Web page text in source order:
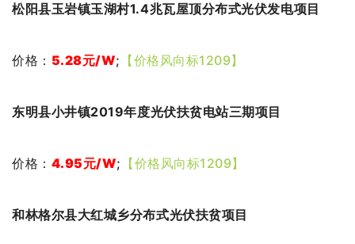
松阳县玉岩镇玉湖村1.4兆瓦屋顶分布式光伏发电项目
价格： 5.28元/W; 【价格风向标1209】
东明县小井镇2019年度光伏扶贫电站三期项目
价格： 4.95元/W; 【价格风向标1209】
和林格尔县大红城乡分布式光伏扶贫项目